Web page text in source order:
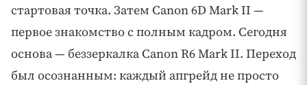
стартовая точка. Затем Canon 6D Mark II —
первое знакомство с полным кадром. Сегодня
основа — беззеркалка Canon R6 Mark II. Переход
был осознанным: каждый апгрейд не просто